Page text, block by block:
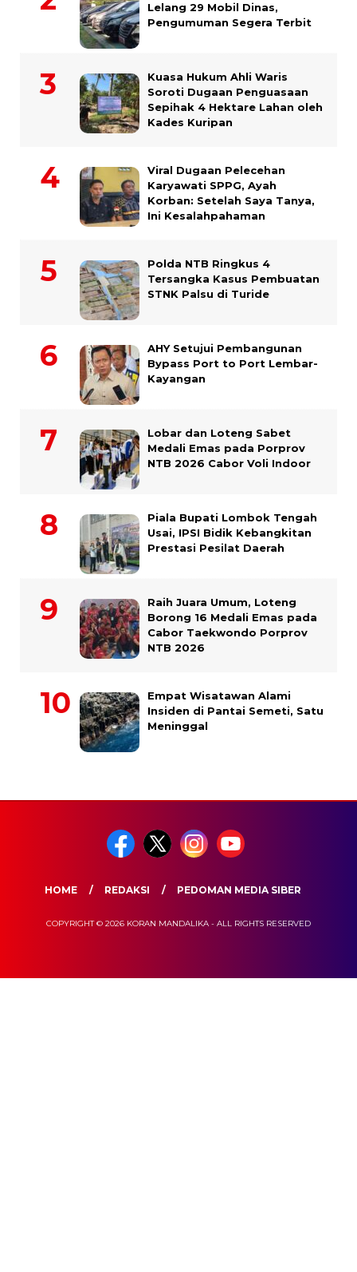
Lelang 29 Mobil Dinas,
Pengumuman Segera Terbit
Kuasa Hukum Ahli Waris
Soroti Dugaan Penguasaan
Sepihak 4 Hektare Lahan oleh
Kades Kuripan
Viral Dugaan Pelecehan
Karyawati SPPG, Ayah
Korban: Setelah Saya Tanya,
Ini Kesalahpahaman
Polda NTB Ringkus 4
Tersangka Kasus Pembuatan
STNK Palsu di Turide
AHY Setujui Pembangunan
Bypass Port to Port Lembar-
Kayangan
Lobar dan Loteng Sabet
Medali Emas pada Porprov
NTB 2026 Cabor Voli Indoor
Piala Bupati Lombok Tengah
Usai, IPSI Bidik Kebangkitan
Prestasi Pesilat Daerah
Raih Juara Umum, Loteng
Borong 16 Medali Emas pada
Cabor Taekwondo Porprov
NTB 2026
Empat Wisatawan Alami
Insiden di Pantai Semeti, Satu
Meninggal
HOME REDAKSI PEDOMAN MEDIA SIBER
COPYRIGHT © 2026 KORAN MANDALIKA - ALL RIGHTS RESERVED